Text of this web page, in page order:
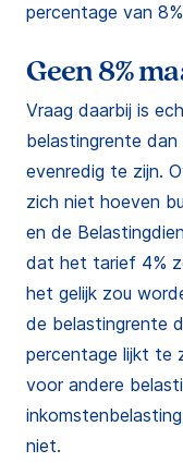
percentage van
Geen 8%
Vraag daarbij is
belastingrente
evenredig te zijn.
zich niet hoeven
en de
dat het tarief 4%
het gelijk zou
de belastingrente
percentage lijkt te
voor andere
niet.